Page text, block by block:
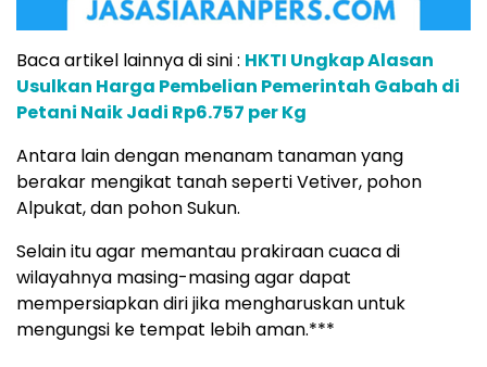
Baca artikel lainnya di sini : HKTI Ungkap Alasan
Usulkan Harga Pembelian Pemerintah Gabah di
Petani Naik Jadi Rp6.757 per Kg
Antara lain dengan menanam tanaman yang
berakar mengikat tanah seperti Vetiver, pohon
Alpukat, dan pohon Sukun.
Selain itu agar memantau prakiraan cuaca di
wilayahnya masing-masing agar dapat
mempersiapkan diri jika mengharuskan untuk
mengungsi ke tempat lebih aman.***